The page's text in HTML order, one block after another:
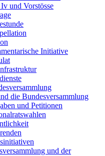
und Vorstösse
Initiative
die Bundesversammlung
und Petitionen
und der